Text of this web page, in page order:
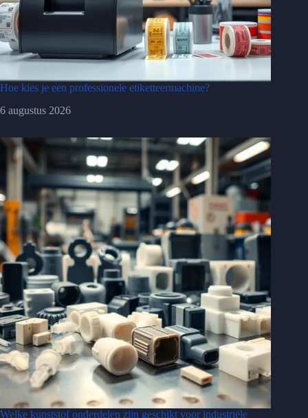
Hoe kies je een professionele etiketteermachine?
6 augustus 2026
Welke kunststof onderdelen zijn geschikt voor industriële